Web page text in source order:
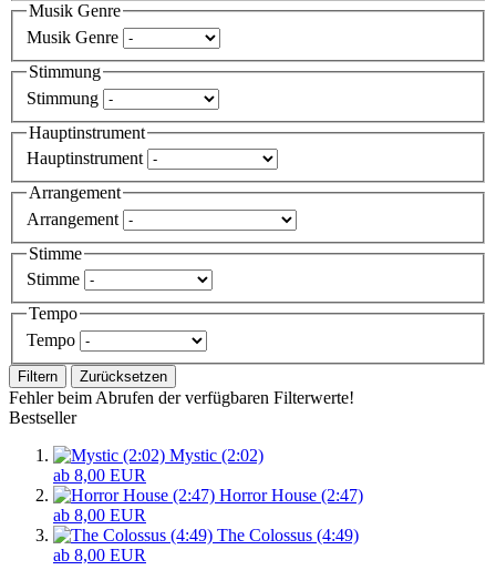
Musik Genre
Musik Genre
Stimmung
Stimmung
Hauptinstrument
Hauptinstrument
Arrangement
Arrangement
Stimme
Stimme
Tempo
Tempo
Filtern Zurücksetzen
Fehler beim Abrufen der verfügbaren Filterwerte!
Bestseller
Mystic (2:02)
ab 8,00 EUR
Horror House (2:47)
ab 8,00 EUR
The Colossus (4:49)
ab 8,00 EUR